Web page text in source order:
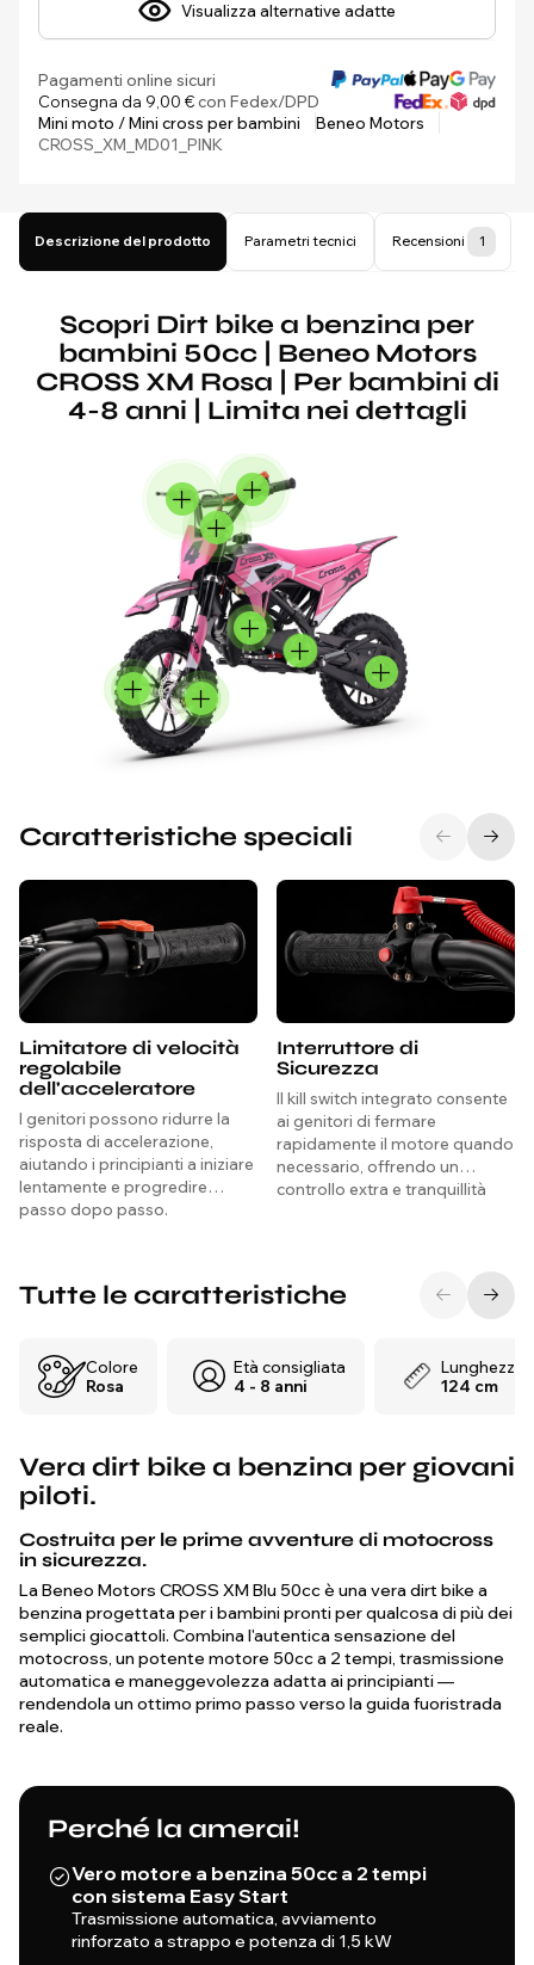
Visualizza alternative adatte
Pagamenti online sicuri
Consegna da 9,00 €con Fedex/DPD
Mini moto / Mini cross per bambini
Beneo Motors
CROSS_XM_MD01_PINK
Descrizione del prodotto Parametri tecnici Recensioni 1
Scopri Dirt bike a benzina per
bambini 50cc | Beneo Motors
CROSS XM Rosa | Per bambini di
4-8 anni | Limita nei dettagli
Caratteristiche speciali
Limitatore di velocità
regolabile
dell'acceleratore
I genitori possono ridurre la
risposta di accelerazione,
aiutando i principianti a iniziare
lentamente e progredire
passo dopo passo.
Interruttore di
Sicurezza
Il kill switch integrato consente
ai genitori di fermare
rapidamente il motore quando
necessario, offrendo un
controllo extra e tranquillità
Tutte le caratteristiche
Colore
Rosa
Età consigliata
4 - 8 anni
Lunghezza
124 cm
Vera dirt bike a benzina per giovani
piloti.
Costruita per le prime avventure di motocross
in sicurezza.
La Beneo Motors CROSS XM Blu 50cc è una vera dirt bike a
benzina progettata per i bambini pronti per qualcosa di più dei
semplici giocattoli. Combina l'autentica sensazione del
motocross, un potente motore 50cc a 2 tempi, trasmissione
automatica e maneggevolezza adatta ai principianti —
rendendola un ottimo primo passo verso la guida fuoristrada
reale.
Perché la amerai!
Vero motore a benzina 50cc a 2 tempi
con sistema Easy Start
Trasmissione automatica, avviamento
rinforzato a strappo e potenza di 1,5 kW